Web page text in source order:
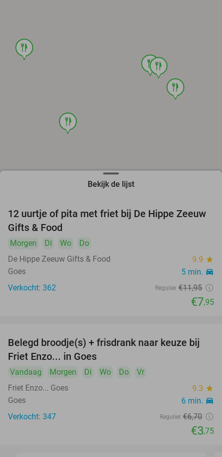
foodfood
food
food
food
Bekijk de lijst
33%
12 uurtje of pita met friet bij De Hippe Zeeuw
Gifts & Food
Morgen Di Wo
Do
De Hippe Zeeuw Gifts & Food
9.9 star
Goes 5 min. directions_car
Verkocht: 362 Regulier €11,95
€7,95
44%
Belegd broodje(s) + frisdrank naar keuze bij
Friet Enzo... in Goes
Vandaag Morgen Di Wo Do
Vr
Friet Enzo... Goes
9.3 star
Goes 6 min. directions_car
Verkocht: 347 Regulier €6,70
€3,75